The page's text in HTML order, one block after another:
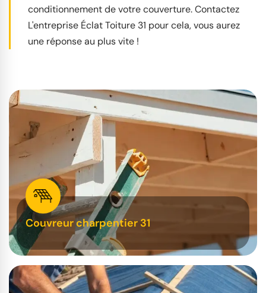
conditionnement de votre couverture. Contactez
L'entreprise Éclat Toiture 31 pour cela, vous aurez
une réponse au plus vite !
Couvreur charpentier 31